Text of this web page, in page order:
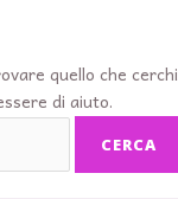
quello che
di aiuto.